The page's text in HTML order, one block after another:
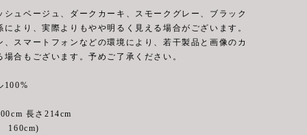
ュベージュ、ダークカーキ、スモークグレー、ブラック
より、実際よりもやや明るく見える場合がございます。
、スマートフォンなどの環境により、若干製品と画像のカ
場合もございます。予めご了承ください。
長さ214cm
160cm)